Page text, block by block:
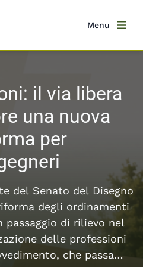
Menu
il via libera
una nuova
per
del Senato del Disegno
degli ordinamenti
passaggio di rilievo nel
delle professioni
che passa